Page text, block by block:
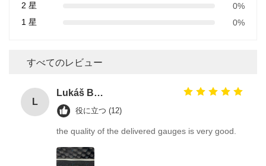
2 星
0%
1 星
0%
すべてのレビュー
L
Lukáš Burda
役に立つ (12)
the quality of the delivered gauges is very good.